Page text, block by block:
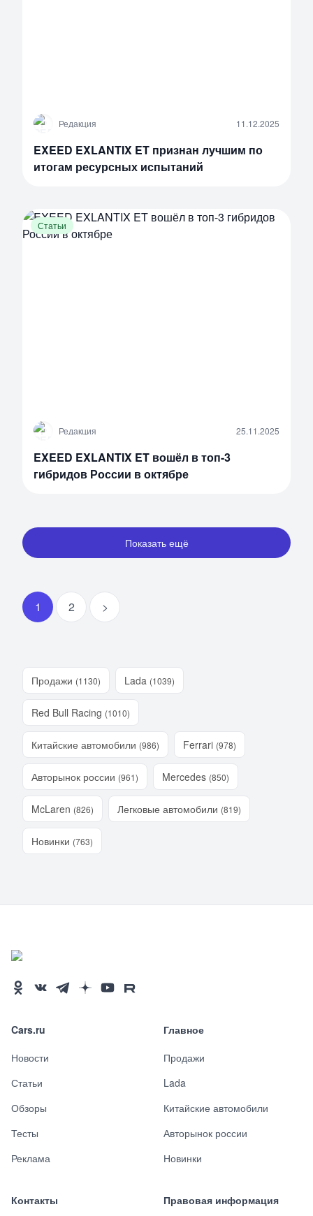
Р Редакция 11.12.2025
EXEED EXLANTIX ET признан лучшим по
итогам ресурсных испытаний
Статьи
Р Редакция 25.11.2025
EXEED EXLANTIX ET вошёл в топ-3
гибридов России в октябре
Показать ещё
1 2 >
Продажи (1130) Lada (1039)
Red Bull Racing (1010)
Китайские автомобили (986) Ferrari (978)
Авторынок россии (961) Mercedes (850)
McLaren (826) Легковые автомобили (819)
Новинки (763)
Cars.ru
Новости
Статьи
Обзоры
Тесты
Реклама
Главное
Продажи
Lada
Китайские автомобили
Авторынок россии
Новинки
Контакты Правовая информация